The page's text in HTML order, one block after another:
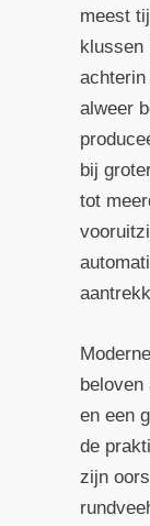
meest
klussen
alweer
bij
tot
beloven
en een
de
zijn